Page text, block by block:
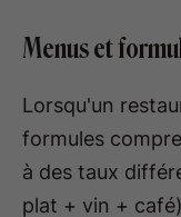
Menus et
Lorsqu'un
formules
à des taux
plat + vin +